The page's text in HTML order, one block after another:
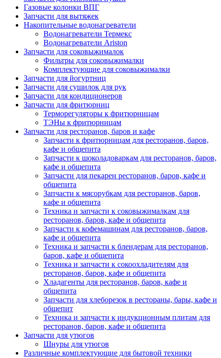
Газовые колонки ВПГ
Запчасти для вытяжек
Накопительные водонагреватели
Водонагреватели Термекс
Водонагреватели Ariston
Запчасти для соковыжималок
Фильтры для соковыжималки
Комплектующие для соковыжималки
Запчасти для йогуртниц
Запчасти для сушилок для рук
Запчасти для кондиционеров
Запчасти для фритюрниц
Терморегуляторы к фритюрницам
ТЭНы к фритюрницам
Запчасти для ресторанов, баров и кафе
Запчасти к фритюрницам для ресторанов, баров,
кафе и общепита
Запчасти к шоколадоваркам для ресторанов, баров,
кафе и общепита
Запчасти для пекарен ресторанов, баров, кафе и
общепита
Запчасти к мясорубкам для ресторанов, баров,
кафе и общепита
Техника и запчасти к соковыжималкам для
ресторанов, баров, кафе и общепита
Запчасти к кофемашинам для ресторанов, баров,
кафе и общепита
Техника и запчасти к блендерам для ресторанов,
баров, кафе и общепита
Техника и запчасти к сокоохладителям для
ресторанов, баров, кафе и общепита
Хладагенты для ресторанов, баров, кафе и
общепита
Запчасти для хлеборезок в рестораны, бары, кафе и
общепит
Техника и запчасти к индукционным плитам для
ресторанов, баров, кафе и общепита
Запчасти для утюгов
Шнуры для утюгов
Различные комплектующие для бытовой техники